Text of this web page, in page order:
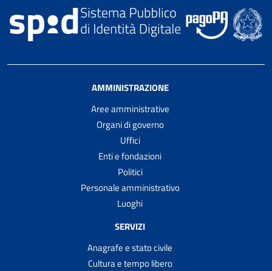
AMMINISTRAZIONE
Aree amministrative
Organi di governo
Uffici
Enti e fondazioni
Politici
Personale amministrativo
Luoghi
SERVIZI
Anagrafe e stato civile
Cultura e tempo libero